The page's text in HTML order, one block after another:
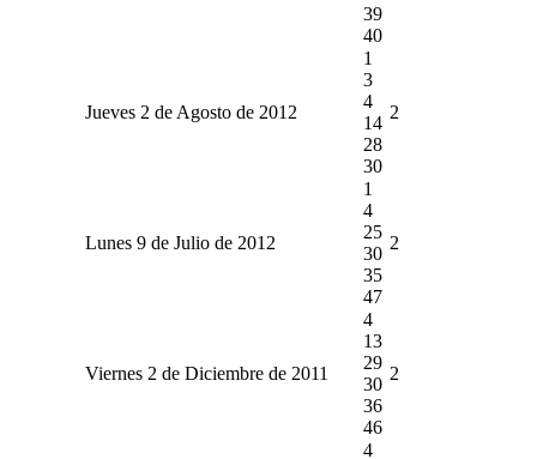
39
40
Jueves 2 de Agosto de 2012
1
3
4
14
28
30
2
Lunes 9 de Julio de 2012
1
4
25
30
35
47
2
Viernes 2 de Diciembre de 2011
4
13
29
30
36
46
2
4